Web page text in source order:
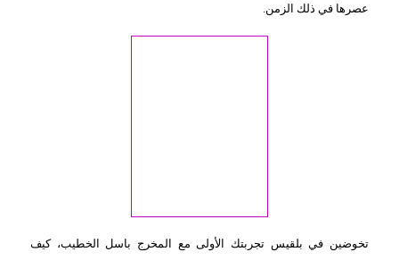
عصرها في ذلك الزمن.
تخوضين في بلقيس تجربتك الأولى مع المخرج باسل الخطيب، كيف